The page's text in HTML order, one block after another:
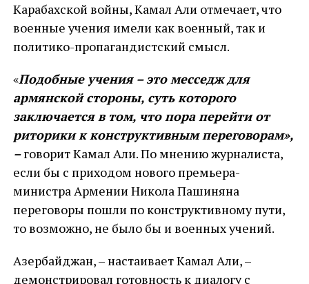
Карабахской войны, Камал Али отмечает, что
военные учения имели как военный, так и
политико-пропагандистский смысл.
«Подобные учения – это месседж для
армянской стороны, суть которого
заключается в том, что пора перейти от
риторики к конструктивным переговорам»,
–говорит Камал Али. По мнению журналиста,
если бы с приходом нового премьера-
министра Армении Никола Пашиняна
переговоры пошли по конструктивному пути,
то возможно, не было бы и военных учений.
Азербайджан, – настаивает Камал Али, –
демонстрировал готовность к диалогу с